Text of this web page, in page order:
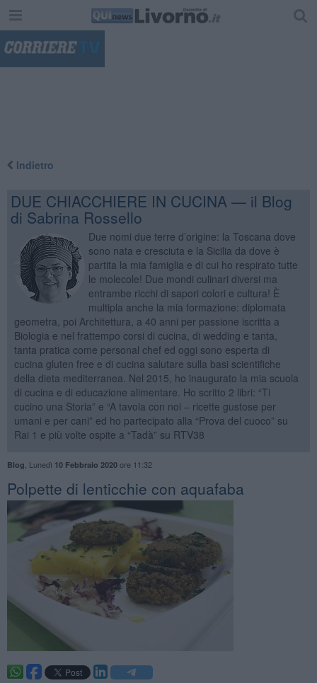
Indietro
DUE CHIACCHIERE IN CUCINA — il Blog
di Sabrina Rossello
Due nomi due terre d’origine: la Toscana dove
sono nata e cresciuta e la Sicilia da dove è
partita la mia famiglia e di cui ho respirato tutte
le molecole! Due mondi culinari diversi ma
entrambe ricchi di sapori colori e cultura! È
multipla anche la mia formazione: diplomata
geometra, poi Architettura, a 40 anni per passione iscritta a
Biologia e nel frattempo corsi di cucina, di wedding e tanta,
tanta pratica come personal chef ed oggi sono esperta di
cucina gluten free e di cucina salutare sulla basi scientifiche
della dieta mediterranea. Nel 2015, ho inaugurato la mia scuola
di cucina e di educazione alimentare. Ho scritto 2 libri: “Ti
cucino una Storia” e “A tavola con noi – ricette gustose per
umani e per cani” ed ho partecipato alla “Prova del cuoco” su
Rai 1 e più volte ospite a “Tadà” su RTV38
Blog Lunedì 10 Febbraio 2020ore 11:32
Polpette di lenticchie con aquafaba